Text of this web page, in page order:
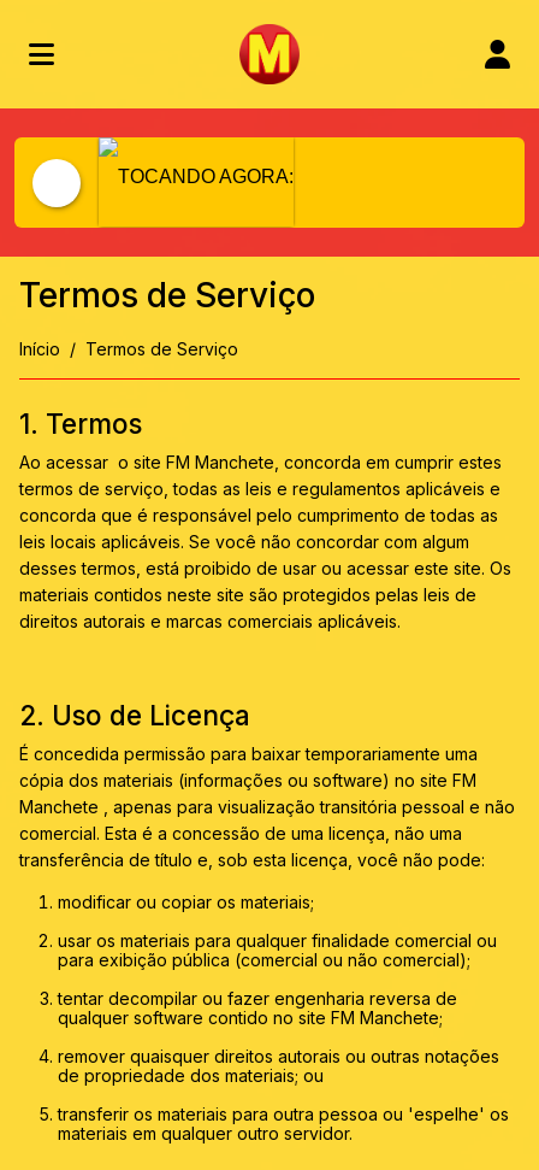
TOCANDO AGORA:
Termos de Serviço
Início Termos de Serviço
1. Termos
Ao acessar o site FM Manchete, concorda em cumprir estes
termos de serviço, todas as leis e regulamentos aplicáveis ​​e
concorda que é responsável pelo cumprimento de todas as
leis locais aplicáveis. Se você não concordar com algum
desses termos, está proibido de usar ou acessar este site. Os
materiais contidos neste site são protegidos pelas leis de
direitos autorais e marcas comerciais aplicáveis.
2. Uso de Licença
É concedida permissão para baixar temporariamente uma
cópia dos materiais (informações ou software) no site FM
Manchete , apenas para visualização transitória pessoal e não
comercial. Esta é a concessão de uma licença, não uma
transferência de título e, sob esta licença, você não pode:
modificar ou copiar os materiais;
usar os materiais para qualquer finalidade comercial ou
para exibição pública (comercial ou não comercial);
tentar decompilar ou fazer engenharia reversa de
qualquer software contido no site FM Manchete;
remover quaisquer direitos autorais ou outras notações
de propriedade dos materiais; ou
transferir os materiais para outra pessoa ou 'espelhe' os
materiais em qualquer outro servidor.